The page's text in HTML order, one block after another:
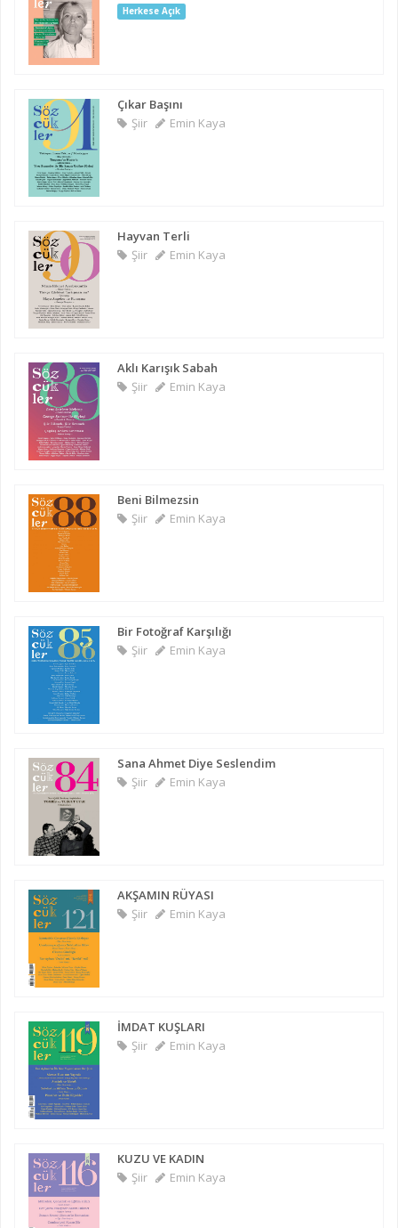
Herkese Açık
Çıkar Başını
Şiir
Emin Kaya
Hayvan Terli
Şiir
Emin Kaya
Aklı Karışık Sabah
Şiir
Emin Kaya
Beni Bilmezsin
Şiir
Emin Kaya
Bir Fotoğraf Karşılığı
Şiir
Emin Kaya
Sana Ahmet Diye Seslendim
Şiir
Emin Kaya
AKŞAMIN RÜYASI
Şiir
Emin Kaya
İMDAT KUŞLARI
Şiir
Emin Kaya
KUZU VE KADIN
Şiir
Emin Kaya